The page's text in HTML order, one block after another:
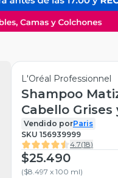
L'Oréal Professionnel
Shampoo
Cabello Grises
Silver 300 ml
Vendido porParis
SKU 156939999
4.7(18)
$25.490
($8.497 x 100 ml)